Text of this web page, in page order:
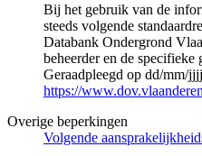
Bij het gebruik van de
steeds volgende
Databank Ondergrond
beheerder en de specifieke
Geraadpleegd op dd/mm/
https://
Overige beperkingen
Volgende